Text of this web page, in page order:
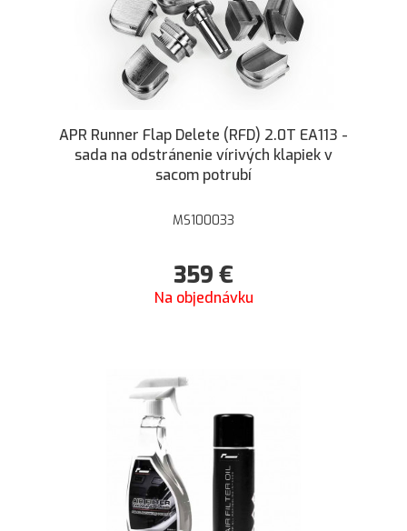
APR Runner Flap Delete (RFD) 2.0T EA113 -
sada na odstránenie vírivých klapiek v
sacom potrubí
MS100033
359 €
Na objednávku